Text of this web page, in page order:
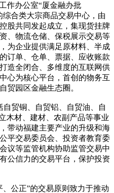
作办公室“厦金融办批
综合类大宗商品交易中心，由
股共同发起成立，集现货挂牌
、物流仓储、保税展示交易等
为企业提供满足原材料、半成
订单、仓单、票据、应收账款
造全闭合、多维度的互联网供
心为核心平台，首创的物务互
贸园区金融生态圈。
贸铜、自贸铝、自贸油、自
木材、建材、农副产品等事业
带动福建主要产业的升级和海
平交易委员会、投资者教育委
议等监管机构协助监管交易中
公信力的交易平台，保护投资
公正”的交易原则致力于推动